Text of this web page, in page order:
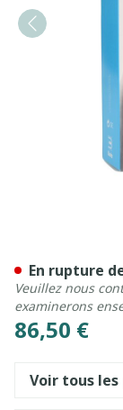
86,50 €
En rupture
Veuillez nous
examinerons
Voir tous